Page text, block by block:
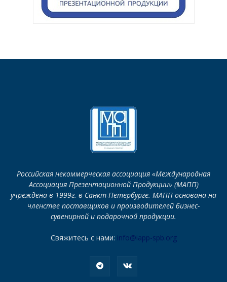
Российская некоммерческая ассоциация «Международная
Ассоциация Презентационной Продукции» (МАПП)
учреждена в 1999г. в Санкт-Петербурге. МАПП основана на
членстве поставщиков и производителей бизнес-
сувенирной и подарочной продукции.
Свяжитесь с нами: info@iapp-spb.org